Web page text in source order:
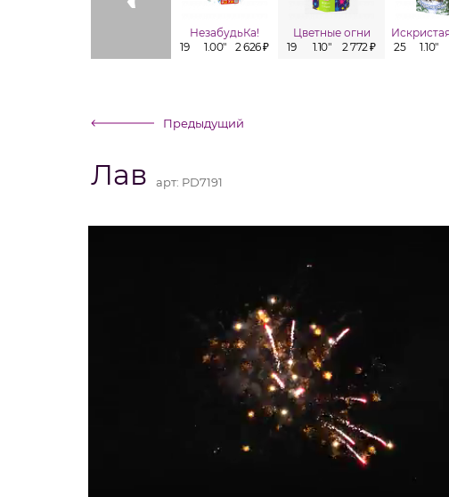
НезабудьКа!
19
1.00" 2 626 ₽
Цветные огни
19
1.10" 2 772 ₽
25
1.10"
Предыдущий
Лав арт: PD7191